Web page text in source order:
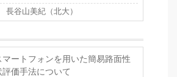
長谷山美紀（北大）
マートフォンを用いた簡易路面性
評価手法について